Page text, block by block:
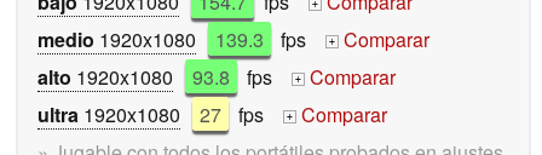
+
medio 1920x1080 139.3 fps +
Comparar
alto 1920x1080 93.8 fps +
Comparar
ultra 1920x1080 27 fps +
Comparar